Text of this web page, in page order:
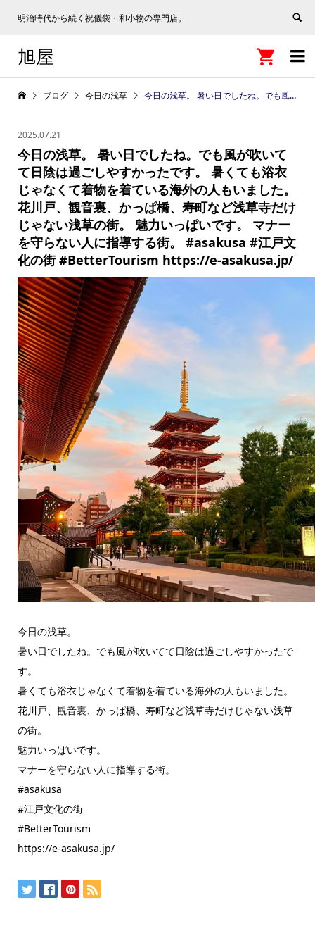
明治時代から続く祝儀袋・和小物の専門店。

旭屋 
ブログ 今日の浅草 今日の浅草。 暑い日でしたね。でも風が吹いてて日陰は過ごしやすかったです。 暑くても浴衣じゃなくて着物を着ている海外の人もいました。 花川戸、観音裏、かっぱ橋、寿町など浅草寺だけじゃない浅草の街。 魅力いっぱいです。 マナーを守らない人に指導する街。 #asakusa #江戸文化の街 #BetterTourism https://e-asakusa.jp/
2025.07.21
今日の浅草。 暑い日でしたね。でも風が吹いて
て日陰は過ごしやすかったです。 暑くても浴衣
じゃなくて着物を着ている海外の人もいました。
花川戸、観音裏、かっぱ橋、寿町など浅草寺だけ
じゃない浅草の街。 魅力いっぱいです。 マナー
を守らない人に指導する街。 #asakusa #江戸文
化の街 #BetterTourism https://e-asakusa.jp/
今日の浅草。
暑い日でしたね。でも風が吹いてて日陰は過ごしやすかったで
す。
暑くても浴衣じゃなくて着物を着ている海外の人もいました。
花川戸、観音裏、かっぱ橋、寿町など浅草寺だけじゃない浅草
の街。
魅力いっぱいです。
マナーを守らない人に指導する街。
#asakusa
#江戸文化の街
#BetterTourism
https://e-asakusa.jp/